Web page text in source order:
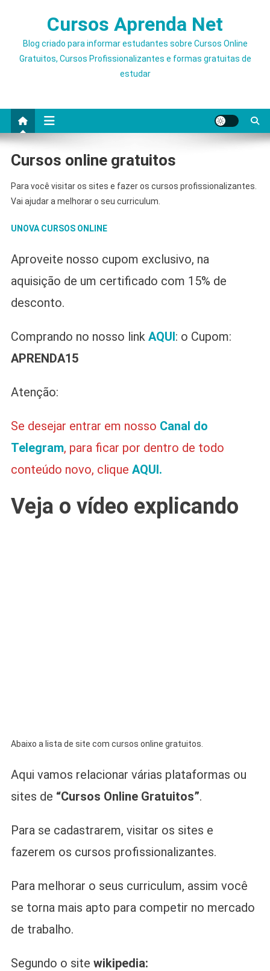
Cursos Aprenda Net
Blog criado para informar estudantes sobre Cursos Online
Gratuitos, Cursos Profissionalizantes e formas gratuitas de
estudar
Cursos online gratuitos
Para você visitar os sites e fazer os cursos profissionalizantes.
Vai ajudar a melhorar o seu curriculum.
UNOVA CURSOS ONLINE
Aproveite nosso cupom exclusivo, na
aquisição de um certificado com 15% de
desconto.
Comprando no nosso link AQUI: o Cupom:
APRENDA15
Atenção:
Se desejar entrar em nosso Canal do
Telegram, para ficar por dentro de todo
conteúdo novo, clique AQUI.
Veja o vídeo explicando
Abaixo a lista de site com cursos online gratuitos.
Aqui vamos relacionar várias plataformas ou
sites de “Cursos Online Gratuitos”.
Para se cadastrarem, visitar os sites e
fazerem os cursos profissionalizantes.
Para melhorar o seus curriculum, assim você
se torna mais apto para competir no mercado
de trabalho.
Segundo o site wikipedia: